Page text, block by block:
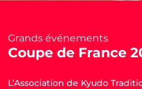
Grands événements
Coupe de France
L’Association de Kyudo